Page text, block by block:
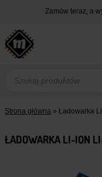
treści
Zamów teraz, a
produktów
Strona główna » Ładowarka
ŁADOWARKA LI-ION